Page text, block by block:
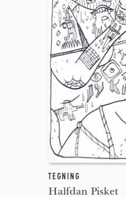
TEGNING
Halfdan Pisket